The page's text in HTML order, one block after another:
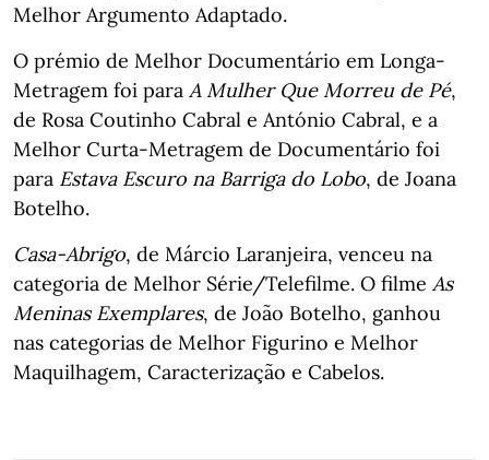
Melhor Argumento Adaptado.
O prémio de Melhor Documentário em Longa-
Metragem foi para A Mulher Que Morreu de Pé,
de Rosa Coutinho Cabral e António Cabral, e a
Melhor Curta-Metragem de Documentário foi
para Estava Escuro na Barriga do Lobo, de Joana
Botelho.
Casa-Abrigo, de Márcio Laranjeira, venceu na
categoria de Melhor Série/Telefilme. O filme As
Meninas Exemplares, de João Botelho, ganhou
nas categorias de Melhor Figurino e Melhor
Maquilhagem, Caracterização e Cabelos.